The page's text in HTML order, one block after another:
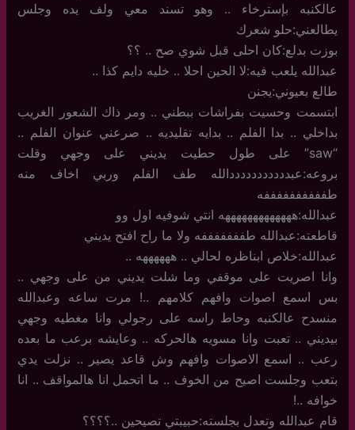
عالكنبه بإسترخاء .. وهو تسند معي ولف يده وجلس
يطالعني:حلو شعرك
بوزت بدلع:كان احلى قبل شوي صح .. ؟؟
عبدالله يلعب فيه:لا الحين احلا .. خليه دايم كذا ..
طالع بعيوني:يجنن
ابتسمت وحسيت بفراشات ببطني .. ومر ذاك الشعور الغريب
بداخلي .. بدا الفلم .. بدايه تقليديه .. صرعني عنوان الفلم ..
“saw” على طول حطيت يديني على وجهي وقلت
بروعه:عبدددددددددددالله طف الفلم وربي اخاف منه
طففففففففففه
عبدالله:هههههههههههههه انتي شوفيه اول وو
قاطعته:عبدالله طفففففففه ولا ما راح افتح يديني
عبدالله:خلاص ابناظره لحالي .. ههههههه ..
وانا اصريت على موقفي وما شلت يديني من على وجهي ..
بس اسمع اصوات وافهم كلامهم ..! مرت ساعه وعبدالله
منسدح عالكنبه وحاط راسه على رجولي وانا مغطيه وجهي
بيديني .. تعبت وانا مسويه هالحركه .. وعايشه برعب ما بعده
رعب .. اسمع الاصوات وافهم وش قاعد يصير .. نزلت يدي
بتعب وجلست اصيح من الخوف .. ما اتحمل انا هالمواقف .. انا
خوافه ..!
قام عبدالله وتعدل بجلسته:حبيبتي تصيحين ..؟؟؟؟